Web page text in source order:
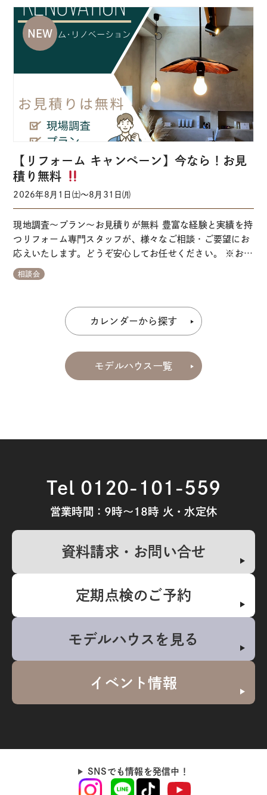
たしますので、どんな些細なことも安心してご相…
【リフォーム キャンペーン】今なら！お見
積り無料
2026年8月1日㈯～8月31日㈪
現地調査～プラン～お見積りが無料 豊富な経験と実績を持
つリフォーム専門スタッフが、様々なご相談・ご要望にお
応えいたします。どうぞ安心してお任せください。 ※お電
話からご予約される方はこちらからお問い合わせください
ガイダンス「エリア①
ない場合がございます。 Plan 完成…
相談会
カレンダーから探す
モデルハウス一覧
Tel 0120-101-559
営業時間：9時～18時 火・水定休
資料請求・お問い合せ
定期点検のご予約
モデルハウスを見る
イベント情報
SNSでも情報を発信中！